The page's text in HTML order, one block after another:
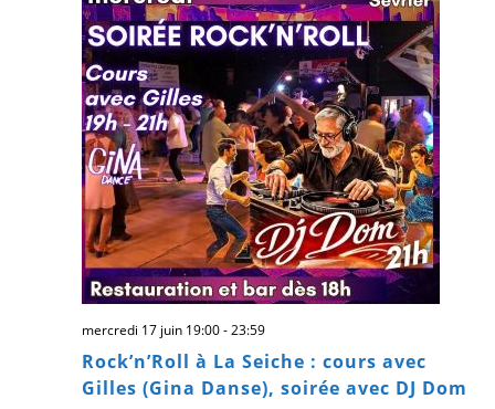
Rock’n’Roll à La Seiche : cours avec
Gilles (Gina Danse), soirée avec DJ Dom
mercredi 17 juin 19:00-23:59